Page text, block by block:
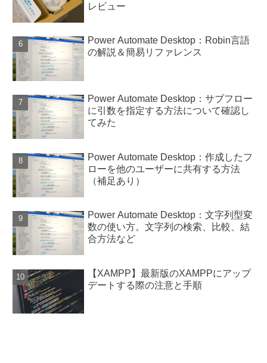
レビュー
Power Automate Desktop：Robin言語
の解説＆簡易リファレンス
Power Automate Desktop：サブフロー
に引数を指定する方法について確認し
てみた
Power Automate Desktop：作成したフ
ローを他のユーザーに共有する方法
（補足あり）
Power Automate Desktop：文字列型変
数の使い方。文字列の検索、比較、結
合方法など
【XAMPP】最新版のXAMPPにアップ
デートする際の注意と手順